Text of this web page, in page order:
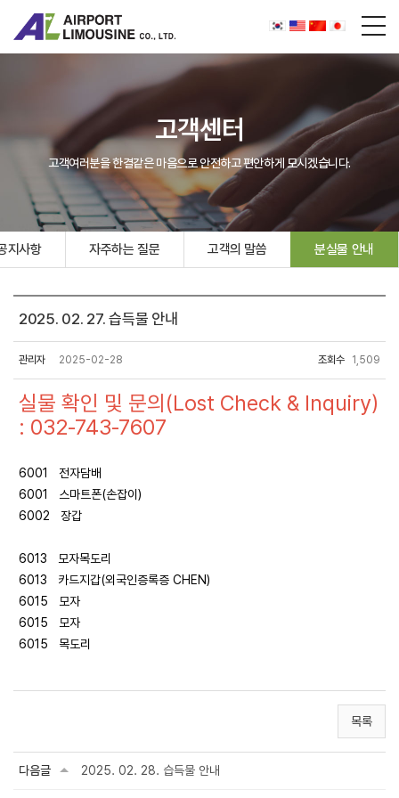
고객센터
고객여러분을 한결같은 마음으로 안전하고 편안하게 모시겠습니다.
지사항 자주하는 질문 고객의 말씀 분실물 안내
2025. 02. 27. 습득물 안내
관리자 2025-02-28 조회수 1,509
실물 확인 및 문의(Lost Check & Inquiry)
: 032-743-7607
6001 전자담배
6001 스마트폰(손잡이)
6002 장갑
6013 모자목도리
6013 카드지갑(외국인증록증 CHEN)
6015 모자
6015 모자
6015 목도리
목록
다음글 2025. 02. 28. 습득물 안내